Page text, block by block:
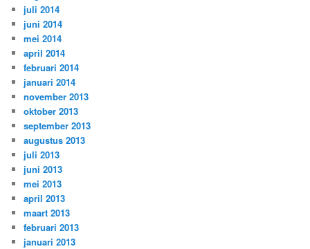
juli 2014
juni 2014
mei 2014
april 2014
februari 2014
januari 2014
november 2013
oktober 2013
september 2013
augustus 2013
juli 2013
juni 2013
mei 2013
april 2013
maart 2013
februari 2013
januari 2013